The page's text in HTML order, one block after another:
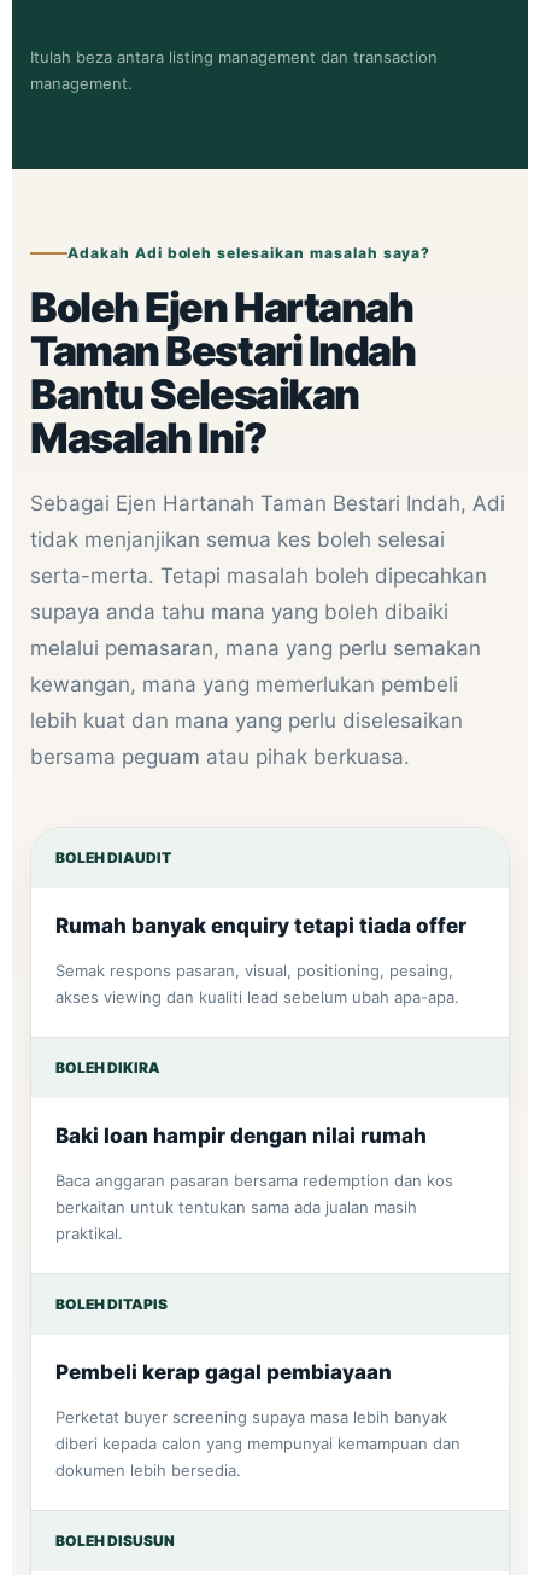
Itulah beza antara listing management dan transaction
management.
Adakah Adi boleh selesaikan masalah saya?
Boleh Ejen Hartanah
Taman Bestari Indah
Bantu Selesaikan
Masalah Ini?
Sebagai Ejen Hartanah Taman Bestari Indah, Adi
tidak menjanjikan semua kes boleh selesai
serta-merta. Tetapi masalah boleh dipecahkan
supaya anda tahu mana yang boleh dibaiki
melalui pemasaran, mana yang perlu semakan
kewangan, mana yang memerlukan pembeli
lebih kuat dan mana yang perlu diselesaikan
bersama peguam atau pihak berkuasa.
BOLEH DIAUDIT
Rumah banyak enquiry tetapi tiada offer
Semak respons pasaran, visual, positioning, pesaing,
akses viewing dan kualiti lead sebelum ubah apa-apa.
BOLEH DIKIRA
Baki loan hampir dengan nilai rumah
Baca anggaran pasaran bersama redemption dan kos
berkaitan untuk tentukan sama ada jualan masih
praktikal.
BOLEH DITAPIS
Pembeli kerap gagal pembiayaan
Perketat buyer screening supaya masa lebih banyak
diberi kepada calon yang mempunyai kemampuan dan
dokumen lebih bersedia.
BOLEH DISUSUN